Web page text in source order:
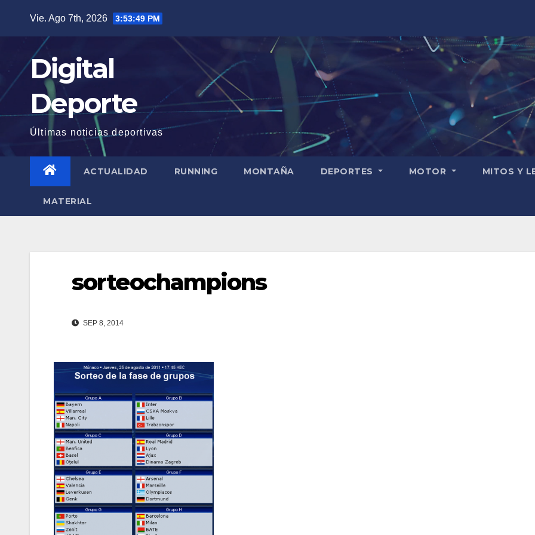
contenido
Vie. Ago 7th, 2026 3:53:50 PM
Digital
Deporte
Últimas noticias deportivas
ACTUALIDAD RUNNING MONTAÑA DEPORTES MOTOR MITOS Y
MATERIAL
sorteochampions
SEP 8, 2014